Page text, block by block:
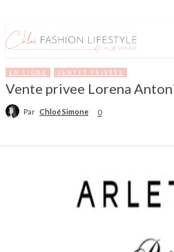
EN LIGNE VENTES PRIVÉES
Vente privee Lorena
Par Chloé Simone 0